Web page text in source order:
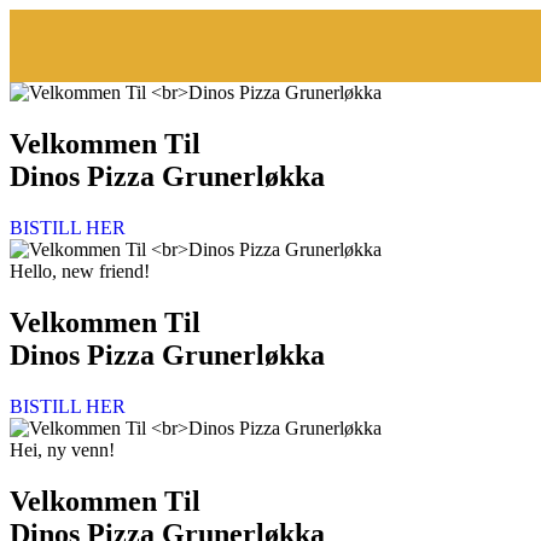
Velkommen Til
Dinos Pizza Grunerløkka
BISTILL HER
Hello, new friend!
Velkommen Til
Dinos Pizza Grunerløkka
BISTILL HER
Hei, ny venn!
Velkommen Til
Dinos Pizza Grunerløkka